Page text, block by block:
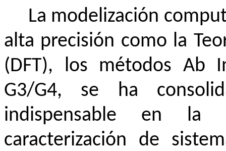
La modelización
alta precisión como la
(DFT), los métodos Ab
G3/G4, se ha
indispensable en la
caracterización de